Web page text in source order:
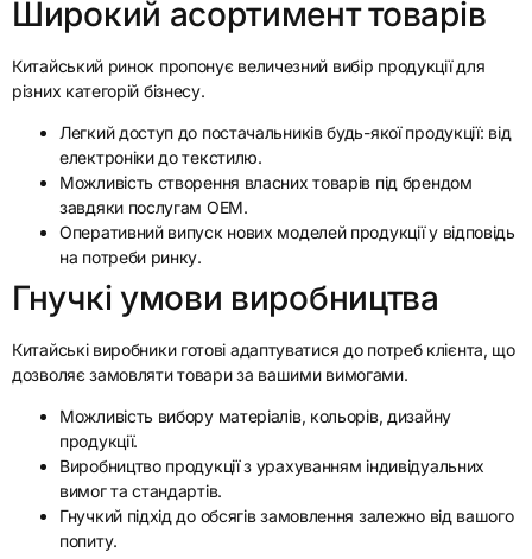
Широкий асортимент товарів
Китайський ринок пропонує величезний вибір продукції для
різних категорій бізнесу.
Легкий доступ до постачальників будь-якої продукції: від
електроніки до текстилю.
Можливість створення власних товарів під брендом
завдяки послугам OEM.
Оперативний випуск нових моделей продукції у відповідь
на потреби ринку.
Гнучкі умови виробництва
Китайські виробники готові адаптуватися до потреб клієнта, що
дозволяє замовляти товари за вашими вимогами.
Можливість вибору матеріалів, кольорів, дизайну
продукції.
Виробництво продукції з урахуванням індивідуальних
вимог та стандартів.
Гнучкий підхід до обсягів замовлення залежно від вашого
попиту.